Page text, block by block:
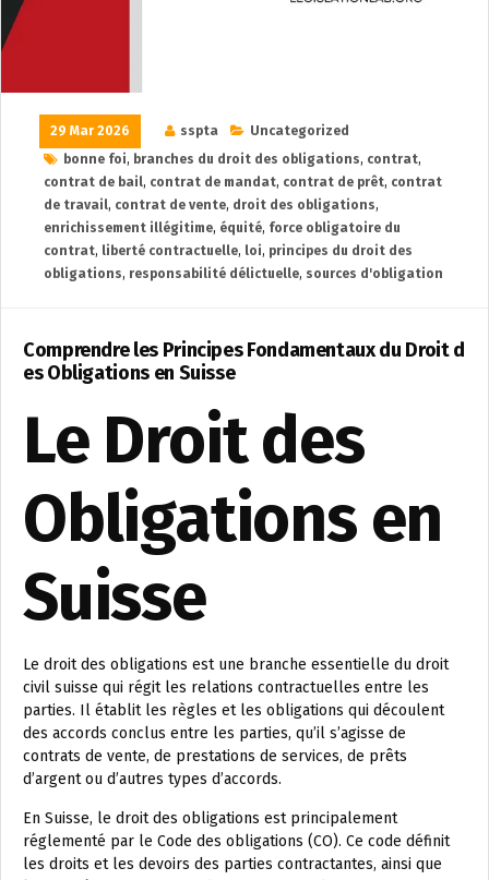
29 Mar 2026 sspta
Uncategorized
bonne foi, branches du droit des obligations, contrat,
contrat de bail, contrat de mandat, contrat de prêt, contrat
de travail, contrat de vente, droit des obligations,
enrichissement illégitime, équité, force obligatoire du
contrat, liberté contractuelle, loi, principes du droit des
obligations, responsabilité délictuelle, sources d'obligation
Comprendre les Principes Fondamentaux du Droit d
es Obligations en Suisse
Le Droit des
Obligations en
Suisse
Le droit des obligations est une branche essentielle du droit
civil suisse qui régit les relations contractuelles entre les
parties. Il établit les règles et les obligations qui découlent
des accords conclus entre les parties, qu’il s’agisse de
contrats de vente, de prestations de services, de prêts
d’argent ou d’autres types d’accords.
En Suisse, le droit des obligations est principalement
réglementé par le Code des obligations (CO). Ce code définit
les droits et les devoirs des parties contractantes, ainsi que